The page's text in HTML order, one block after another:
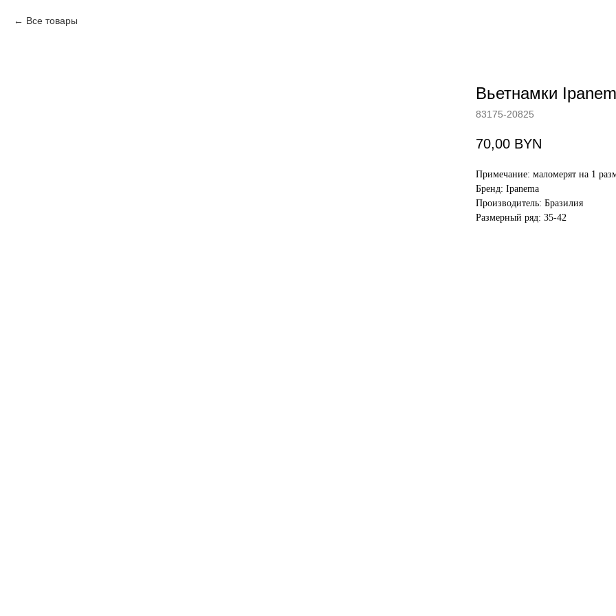
Все товары
Вьетнамки
83175-20825
70,00 BYN
Примечание: маломерят на 1
Бренд: Ipanema
Производитель: Бразилия
Размерный ряд: 35-42